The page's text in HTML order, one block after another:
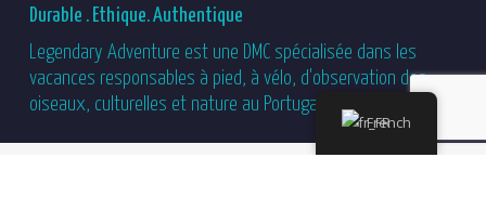
Durable . Ethique. Authentique
Legendary Adventure est une DMC spécialisée dans les
vacances responsables à pied, à vélo, d'observation des
oiseaux, culturelles et nature au Portugal.
French